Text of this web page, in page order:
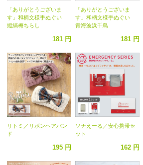
「ありがとうございま
す」和柄文様手ぬぐい
縦縞梅ちらし
181 円
「ありがとうございま
す」和柄文様手ぬぐい
青海波浜千鳥
181 円
リトミ／リボンヘアバン
ド
195 円
ソナえーる／安心携帯セ
ット
162 円